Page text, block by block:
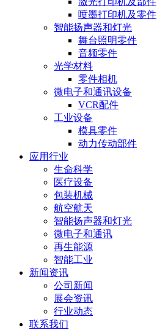
喷墨打印机及零件
智能扬声器和灯光
舞台照明零件
音频零件
光学材料
零件相机
微电子和通讯设备
VCR配件
工业设备
模具零件
动力传动部件
应用行业
生命科学
医疗设备
包装机械
航空航天
智能扬声器和灯光
微电子和通讯
再生能源
智能工业
新闻资讯
公司新闻
展会资讯
行业动态
联系我们